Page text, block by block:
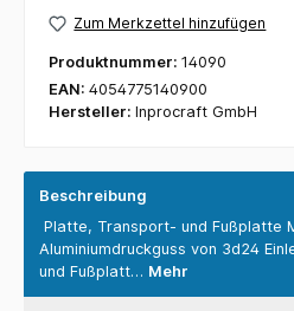
Zum Merkzettel hinzufügen
Produktnummer: 14090
EAN: 4054775140900
Hersteller: Inprocraft GmbH
Beschreibung
Platte, Transport- und Fußplatte
Aluminiumdruckguss von 3d24
und Fußplatt… Mehr